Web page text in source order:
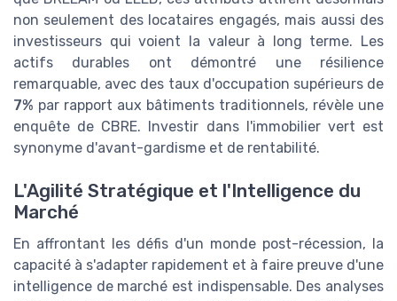
non seulement des locataires engagés, mais aussi des
investisseurs qui voient la valeur à long terme. Les
actifs durables ont démontré une résilience
remarquable, avec des taux d'occupation supérieurs de
7% par rapport aux bâtiments traditionnels, révèle une
enquête de CBRE. Investir dans l'immobilier vert est
synonyme d'avant-gardisme et de rentabilité.
L'Agilité Stratégique et l'Intelligence du
Marché
En affrontant les défis d'un monde post-récession, la
capacité à s'adapter rapidement et à faire preuve d'une
intelligence de marché est indispensable. Des analyses